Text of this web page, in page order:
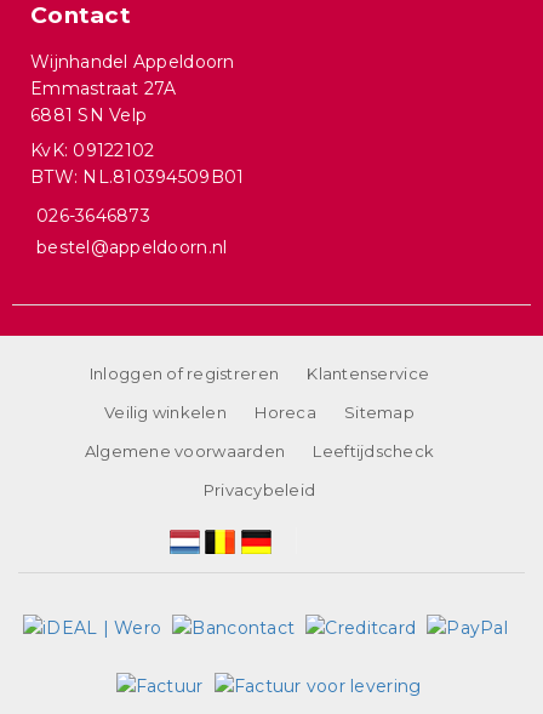
Contact
Wijnhandel Appeldoorn
Emmastraat 27A
6881 SN Velp
KvK: 09122102
BTW: NL.810394509B01
026-3646873
bestel@appeldoorn.nl
Inloggen of registreren
Klantenservice
Veilig winkelen
Horeca
Sitemap
Algemene voorwaarden
Leeftijdscheck
Privacybeleid